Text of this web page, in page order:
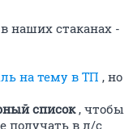
наших стаканах -
на тему в ТП , но
список, чтобы
получать в л/с